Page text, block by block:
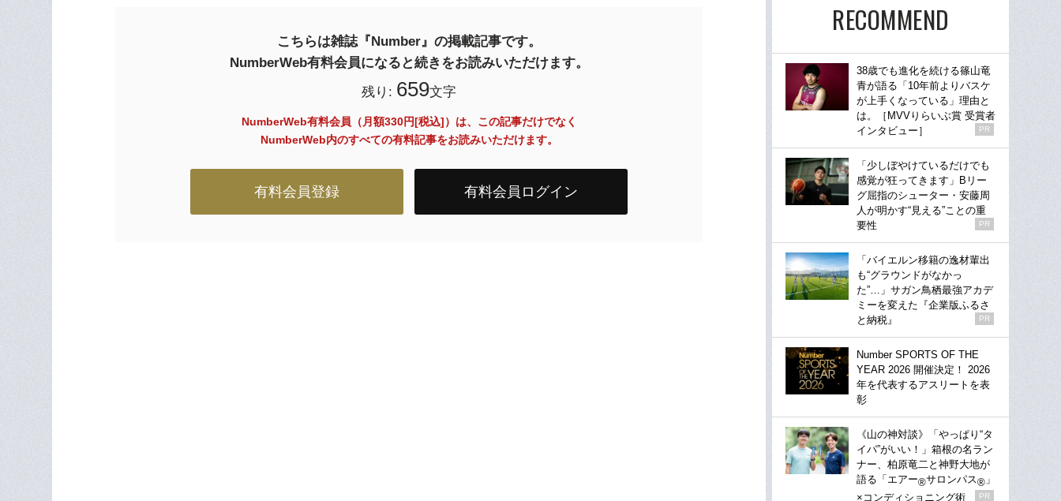
こちらは雑誌『Number』の掲載記事です。
NumberWeb有料会員になると続きをお読みいただけます。
残り: 659文字
NumberWeb有料会員（月額330円[税込]）は、この記事だけでなく
NumberWeb内のすべての有料記事をお読みいただけます。
有料会員登録 有料会員ログイン
RECOMMEND
38歳でも進化を続ける篠山竜
青が語る「10年前よりバスケ
が上手くなっている」理由と
は。［MVVりらいぶ賞 受賞者
インタビュー］
PR
「少しぼやけているだけでも
感覚が狂ってきます」Bリー
グ屈指のシューター・安藤周
人が明かす“見える”ことの重
要性
PR
「バイエルン移籍の逸材輩出
も“グラウンドがなかっ
た”…」サガン鳥栖最強アカデ
ミーを変えた『企業版ふるさ
と納税』
PR
Number SPORTS OF THE
YEAR 2026 開催決定！ 2026
年を代表するアスリートを表
彰
《山の神対談》「やっぱり“タ
イパ”がいい！」箱根の名ラン
ナー、柏原竜二と神野大地が
語る「エアー®サロンパス® 」
×コンディショニング術
PR